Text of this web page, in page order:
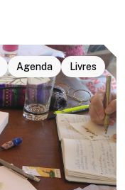
Agenda Livres